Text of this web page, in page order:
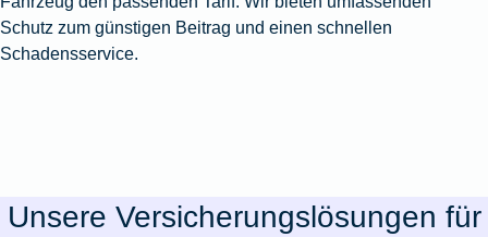
Schutz zum günstigen Beitrag und einen schnellen
Schadensservice.
Unsere Versicherungslösungen für